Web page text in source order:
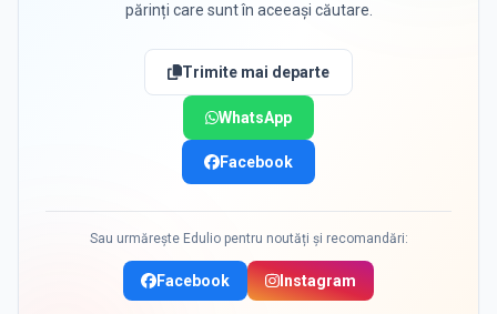
părinți care sunt în aceeași căutare.
Trimite mai departe
WhatsApp
Facebook
Sau urmărește Edulio pentru noutăți și recomandări:
Facebook Instagram